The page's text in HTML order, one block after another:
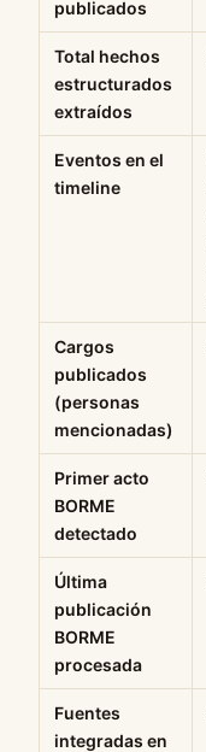
publicados
Total hechos
estructurados
extraídos
Eventos en el
timeline
Cargos
publicados
(personas
mencionadas)
Primer acto
BORME
detectado
Última
publicación
BORME
procesada
Fuentes
integradas en